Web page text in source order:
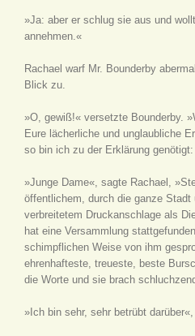
»Ja: aber er schlug sie aus und
annehmen.«
Rachael warf Mr. Bounderby
Blick zu.
»O, gewiß!« versetzte Bounderby.
Eure lächerliche und unglaubliche
so bin ich zu der Erklärung
»Junge Dame«, sagte Rachael,
öffentlichem, durch die ganze Stadt
verbreitetem Druckanschlage als
hat eine Versammlung
schimpflichen Weise von ihm
ehrenhafteste, treueste, beste
die Worte und sie brach
»Ich bin sehr, sehr betrübt